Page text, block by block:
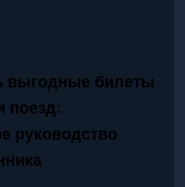
выгодные билеты
поезд:
руководство